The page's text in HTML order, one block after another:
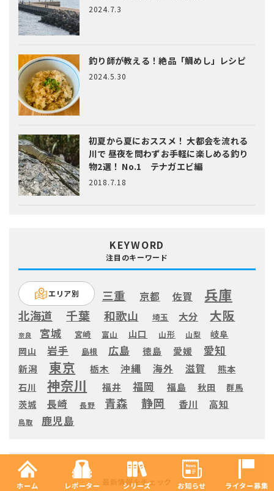
2024.7.3
釣り師が教える！絶品「鯛めし」レシピ
2024.5.30
初夏から夏におススメ！ 大都会を流れる
川で 昼夜を問わずお手軽に楽しめる釣り
物2選！ No.1 テナガエビ編
2018.7.18
KEYWORD
注目のキーワード
エリア別 三重 京都 佐賀 兵庫
北海道 千葉 和歌山 埼玉 大分 大阪
奈良 宮城 宮崎 富山 山口 山形 山梨
岐阜
岡山
岩手 島根 広島 徳島 愛媛 愛知
新潟 東京 栃木 沖縄 海外 滋賀
熊本
石川
神奈川 福井 福岡 福島 秋田 群馬
茨城 長崎 長野 青森 静岡 香川 高知
鳥取 鹿児島
SNS
最新情報をチェック
ホーム レポーター シリーズ お知らせ ライター募集